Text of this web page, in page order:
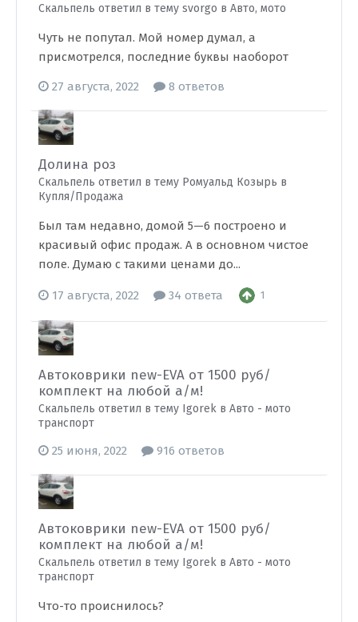
Скальпель ответил в тему svorgo в Авто, мото
Чуть не попутал. Мой номер думал, а
присмотрелся, последние буквы наоборот
27 августа, 2022 8 ответов
Долина роз
Скальпель ответил в тему Ромуальд Козырь в
Купля/Продажа
Был там недавно, домой 5—6 построено и
красивый офис продаж. А в основном чистое
поле. Думаю с такими ценами до...
17 августа, 2022 34 ответа 1
Автоковрики new-EVA от 1500 руб/
комплект на любой а/м!
Скальпель ответил в тему Igorek в Авто - мото
транспорт
25 июня, 2022 916 ответов
Автоковрики new-EVA от 1500 руб/
комплект на любой а/м!
Скальпель ответил в тему Igorek в Авто - мото
транспорт
Что-то происнилось?